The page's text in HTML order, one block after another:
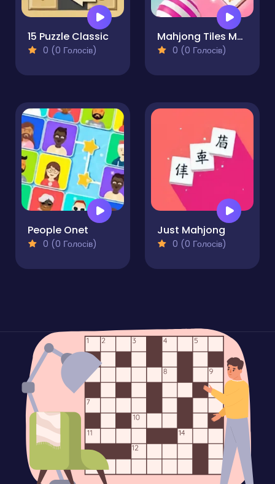
15 Puzzle Classic
0 (0 Голосів)
Mahjong Tiles Matching
0 (0 Голосів)
People Onet
0 (0 Голосів)
Just Mahjong
0 (0 Голосів)